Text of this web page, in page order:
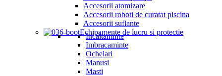
Accesorii atomizare
Accesorii roboti de curatat piscina
Accesorii suflante
Echipamente de lucru si protectie
Incaltaminte
Imbracaminte
Ochelari
Manusi
Masti